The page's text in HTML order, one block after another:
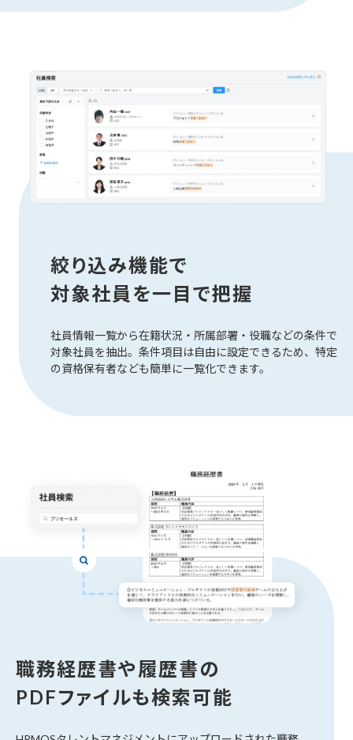
絞り込み機能で
対象社員を一目で把握
社員情報一覧から在籍状況・所属部署・役職などの条件で
対象社員を抽出。条件項目は自由に設定できるため、特定
の資格保有者なども簡単に一覧化できます。
職務経歴書や履歴書の
PDFファイルも検索可能